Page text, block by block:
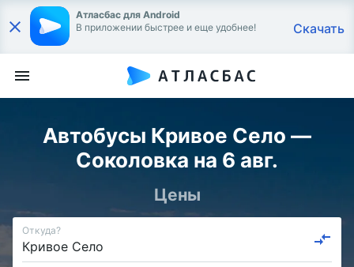
Атласбас для Android
В приложении быстрее и еще удобнее!
Скачать
Автобусы Кривое Село —
Соколовка на 6 авг.
Цены
Откуда?